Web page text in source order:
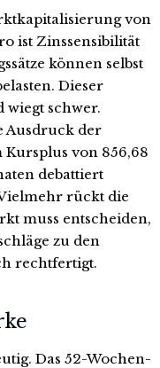
von
ist Zinssensibilität
können selbst
Dieser
schwer.
Ausdruck der
von 856,68
debattiert
rückt die
muss entscheiden,
zu den
rechtfertigt.
Das 52-Wochen-